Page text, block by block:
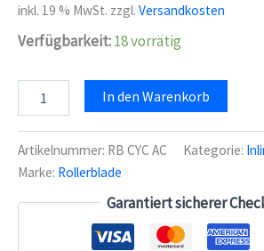
inkl. 19 % MwSt. zzgl. Versandkosten
Verfügbarkeit:18 vorrätig
Achse
(S)BRAKE
AXLE
RB/CYC/COM
In den Warenkorb
Artikelnummer: RB CYC AC Kategorie:
Marke: Rollerblade
Garantiert sicherer